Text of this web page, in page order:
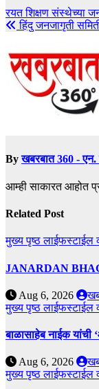
रयत शिक्षण संस्थेच्या
हिंदु जनजागृती
Byखबरबात 360 - एन.
आम्ही साकारत आहोत
Related Post
मुख्य पृष्ठलाईफस्टाईल
JANARDAN
Aug 6, 2026
मुख्य पृष्ठलाईफस्टाईल
बाळासाहेब नाईक यांची
Aug 6, 2026
मुख्य पृष्ठलाईफस्टाईल